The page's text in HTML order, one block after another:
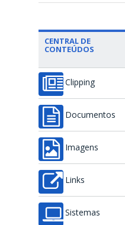
CENTRAL DE
CONTEÚDOS
Clipping
Documentos
Imagens
Links
Sistemas